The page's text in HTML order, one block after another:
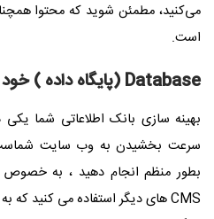
می‌کنید، مطمئن شوید که محتوا
است.
Database (پایگاه داده ) خود
بهینه سازی بانک اطلاعاتی شما یکی
سرعت بخشیدن به وب سایت
بطور منظم انجام دهید ، به خصوص
CMSهای دیگر استفاده می کنید که